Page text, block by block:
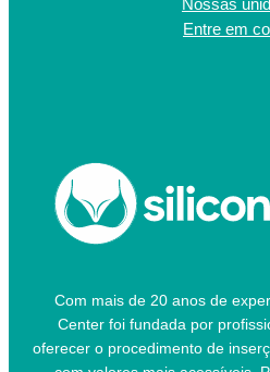
Nossas
Entre em
Com mais de 20 anos de
Center foi fundada por
oferecer o procedimento de